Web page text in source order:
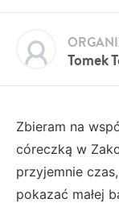
Tomek
Zbieram na
córeczką w
przyjemnie
pokazać małej